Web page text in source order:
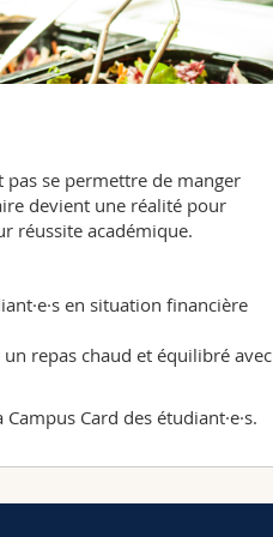
pas se permettre de manger
devient une réalité pour
réussite académique.
en situation financière
repas chaud et équilibré avec
Card des étudiant·e·s.